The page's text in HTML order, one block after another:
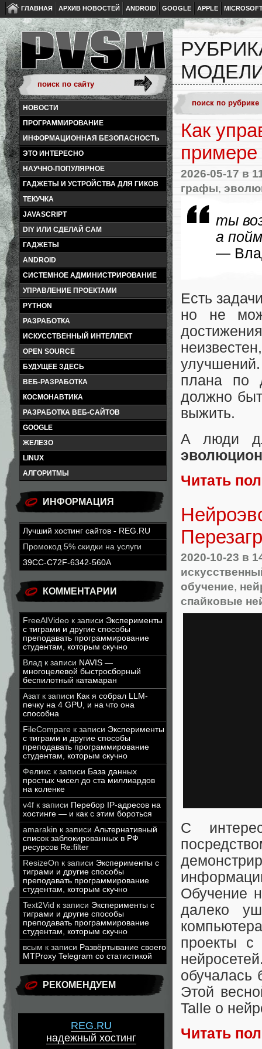
ГЛАВНАЯ АРХИВ НОВОСТЕЙ ANDROID GOOGLE APPLE
НОВОСТИ
ПРОГРАММИРОВАНИЕ
ИНФОРМАЦИОННАЯ БЕЗОПАСНОСТЬ
ЭТО ИНТЕРЕСНО
НАУЧНО-ПОПУЛЯРНОЕ
ГАДЖЕТЫ И УСТРОЙСТВА ДЛЯ ГИКОВ
ТЕКУЧКА
JAVASCRIPT
DIY ИЛИ СДЕЛАЙ САМ
ГАДЖЕТЫ
ANDROID
СИСТЕМНОЕ АДМИНИСТРИРОВАНИЕ
УПРАВЛЕНИЕ ПРОЕКТАМИ
PYTHON
РАЗРАБОТКА
ИСКУССТВЕННЫЙ ИНТЕЛЛЕКТ
OPEN SOURCE
БУДУЩЕЕ ЗДЕСЬ
ВЕБ-РАЗРАБОТКА
КОСМОНАВТИКА
РАЗРАБОТКА ВЕБ-САЙТОВ
GOOGLE
ЖЕЛЕЗО
LINUX
АЛГОРИТМЫ
ИНФОРМАЦИЯ
Лучший хостинг сайтов - REG.RU
Промокод 5% скидки на услуги
39CC-C72F-6342-560A
КОММЕНТАРИИ
FreeAIVideo к записи Эксперименты
с тиграми и другие способы
преподавать программирование
студентам, которым скучно
Влад к записи NAVIS —
многоцелевой быстросборный
беспилотный катамаран
Азатк записи Как я собрал LLM-
печку на 4 GPU, и на что она
способна
FileCompare к записи Эксперименты
с тиграми и другие способы
преподавать программирование
студентам, которым скучно
Феликс к записи База данных
простых чисел до ста миллиардов
на коленке
v4f к записи Перебор IP-адресов на
хостинге — и как с этим бороться
amarakin к записи Альтернативный
список заблокированных в РФ
ресурсов Re:filter
ResizeOn к записи Эксперименты с
тиграми и другие способы
преподавать программирование
студентам, которым скучно
Text2Vid к записи Эксперименты с
тиграми и другие способы
преподавать программирование
студентам, которым скучно
всым к записи Развёртывание своего
MTProxy Telegram со статистикой
РЕКОМЕНДУЕМ
REG.RU
надежный хостинг
Как
примере
2026-05-17 в
графы,
ты
а
—
Есть
но не
плана по
должно
выжить.
А люди
Читать
2020-10-23 в
обучение,
спайковые
С
Обучение
далеко
проекты с
обучалась
Этой
Talle о
Читать